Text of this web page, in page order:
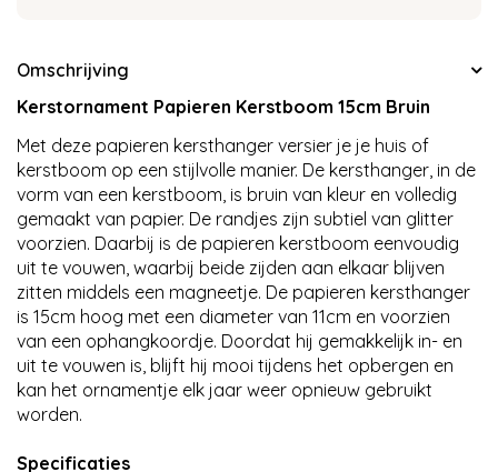
Omschrijving
Kerstornament Papieren Kerstboom 15cm Bruin
Met deze papieren kersthanger versier je je huis of
kerstboom op een stijlvolle manier. De kersthanger, in de
vorm van een kerstboom, is bruin van kleur en volledig
gemaakt van papier. De randjes zijn subtiel van glitter
voorzien. Daarbij is de papieren kerstboom eenvoudig
uit te vouwen, waarbij beide zijden aan elkaar blijven
zitten middels een magneetje. De papieren kersthanger
is 15cm hoog met een diameter van 11cm en voorzien
van een ophangkoordje. Doordat hij gemakkelijk in- en
uit te vouwen is, blijft hij mooi tijdens het opbergen en
kan het ornamentje elk jaar weer opnieuw gebruikt
worden.
Specificaties